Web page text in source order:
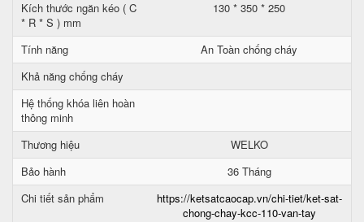
Kích thước ngăn kéo ( C
* R * S ) mm
130 * 350 * 250
Tính năng
An Toàn chống cháy
Khả năng chống cháy
Hệ thống khóa liên hoàn
thông minh
Thương hiệu
WELKO
Bảo hành
36 Tháng
Chi tiết sản phẩm
https://ketsatcaocap.vn/chi-tiet/ket-sat-
chong-chay-kcc-110-van-tay